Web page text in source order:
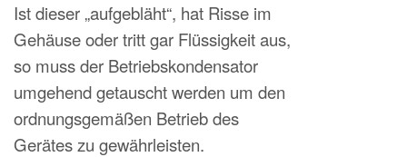
Ist dieser „aufgebläht“, hat Risse im
Gehäuse oder tritt gar Flüssigkeit aus,
so muss der Betriebskondensator
umgehend getauscht werden um den
ordnungsgemäßen Betrieb des
Gerätes zu gewährleisten.